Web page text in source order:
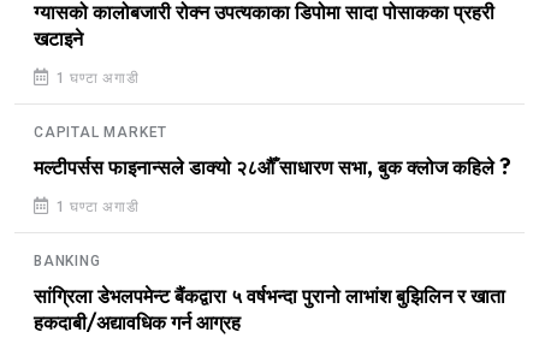
ग्यासको कालोबजारी रोक्न उपत्यकाका डिपोमा सादा पोसाकका प्रहरी
खटाइने
1 घण्टा अगाडी
CAPITAL MARKET
मल्टीपर्सस फाइनान्सले डाक्यो २८औँ साधारण सभा, बुक क्लोज कहिले ?
1 घण्टा अगाडी
BANKING
सांग्रिला डेभलपमेन्ट बैंकद्वारा ५ वर्षभन्दा पुरानो लाभांश बुझिलिन र खाता
हकदाबी/अद्यावधिक गर्न आग्रह